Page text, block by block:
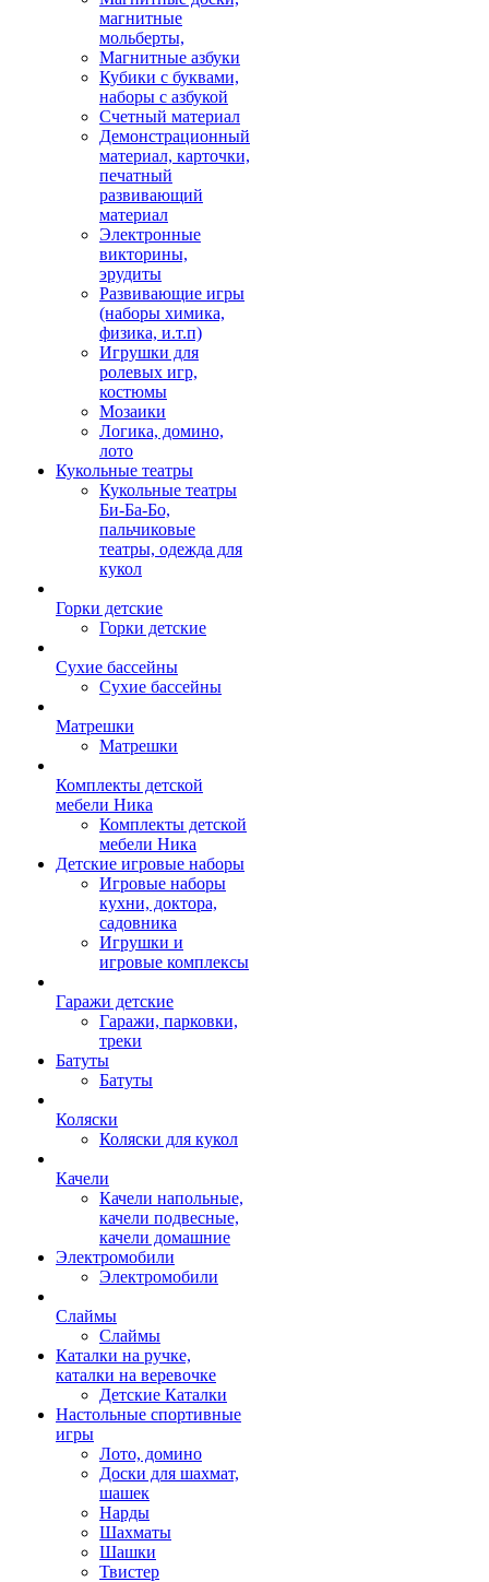
магнитные
мольберты,
Магнитные азбуки
Кубики с буквами,
наборы с азбукой
Счетный материал
Демонстрационный
материал, карточки,
печатный
развивающий
материал
Электронные
викторины,
эрудиты
Развивающие игры
(наборы химика,
физика, и.т.п)
Игрушки для
ролевых игр,
костюмы
Мозаики
Логика, домино,
лото
Кукольные театры
Кукольные театры
Би-Ба-Бо,
пальчиковые
театры, одежда для
кукол
Горки детские
Горки детские
Сухие бассейны
Сухие бассейны
Матрешки
Матрешки
Комплекты детской
мебели Ника
Комплекты детской
мебели Ника
Детские игровые наборы
Игровые наборы
кухни, доктора,
садовника
Игрушки и
игровые комплексы
Гаражи детские
Гаражи, парковки,
треки
Батуты
Батуты
Коляски
Коляски для кукол
Качели
Качели напольные,
качели подвесные,
качели домашние
Электромобили
Электромобили
Слаймы
Слаймы
Каталки на ручке,
каталки на веревочке
Детские Каталки
Настольные спортивные
игры
Лото, домино
Доски для шахмат,
шашек
Нарды
Шахматы
Шашки
Твистер